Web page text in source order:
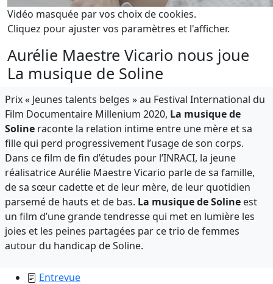
Vidéo masquée par vos choix de cookies.
Cliquez pour ajuster vos paramètres et l'afficher.
Aurélie Maestre Vicario nous joue
La musique de Soline
Prix « Jeunes talents belges » au Festival International du
Film Documentaire Millenium 2020, La musique de
Soline raconte la relation intime entre une mère et sa
fille qui perd progressivement l’usage de son corps.
Dans ce film de fin d’études pour l’INRACI, la jeune
réalisatrice Aurélie Maestre Vicario parle de sa famille,
de sa sœur cadette et de leur mère, de leur quotidien
parsemé de hauts et de bas. La musique de Soline est
un film d’une grande tendresse qui met en lumière les
joies et les peines partagées par ce trio de femmes
autour du handicap de Soline.
Entrevue